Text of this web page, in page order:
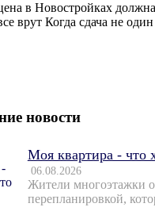
в Новостройках
врут Когда сдача не
новости
Моя квартира - что
06.08.2026
Жители многоэтажки
перепланировкой,